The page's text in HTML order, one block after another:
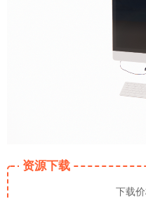
资源下载
下载